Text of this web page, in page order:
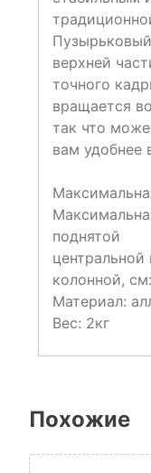
верхней
точного
вращается
так что
вам удобнее
поднятой
колонной,
Материал:
Вес: 2кг
Похожие